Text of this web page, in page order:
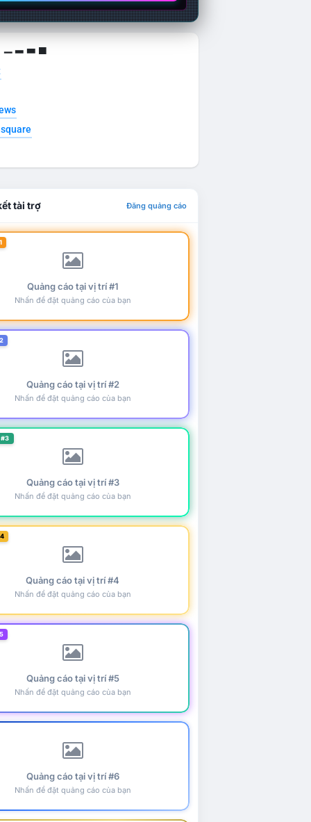
▁ ▂ ▃ ▄
tài trợ Đăng quảng cáo
Quảng cáo tại vị trí #1
Nhấn để đặt quảng cáo của bạn
Quảng cáo tại vị trí #2
Nhấn để đặt quảng cáo của bạn
Quảng cáo tại vị trí #3
Nhấn để đặt quảng cáo của bạn
Quảng cáo tại vị trí #4
Nhấn để đặt quảng cáo của bạn
Quảng cáo tại vị trí #5
Nhấn để đặt quảng cáo của bạn
Quảng cáo tại vị trí #6
Nhấn để đặt quảng cáo của bạn